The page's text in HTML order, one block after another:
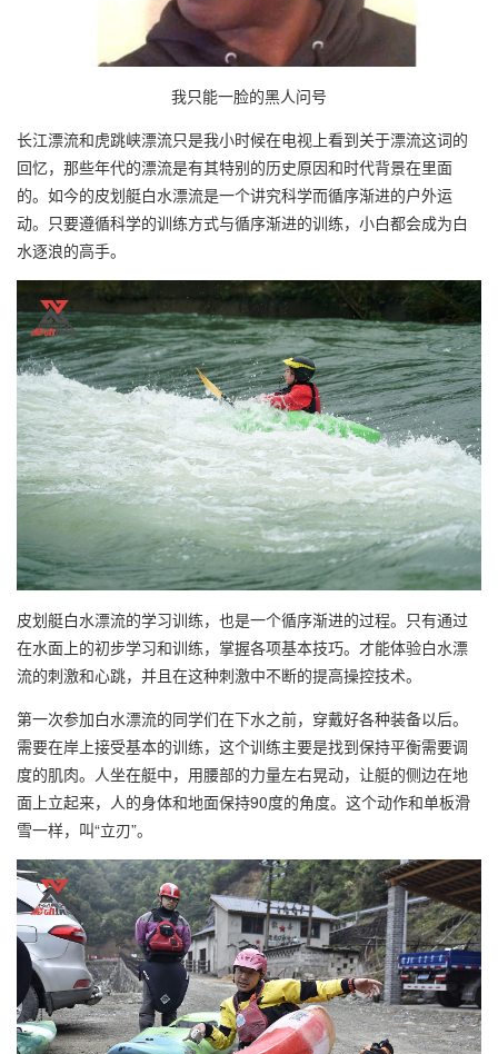
我只能一脸的黑人问号
长江漂流和虎跳峡漂流只是我小时候在电视上看到关于漂流这词的
回忆，那些年代的漂流是有其特别的历史原因和时代背景在里面
的。如今的皮划艇白水漂流是一个讲究科学而循序渐进的户外运
动。只要遵循科学的训练方式与循序渐进的训练，小白都会成为白
水逐浪的高手。
皮划艇白水漂流的学习训练，也是一个循序渐进的过程。只有通过
在水面上的初步学习和训练，掌握各项基本技巧。才能体验白水漂
流的刺激和心跳，并且在这种刺激中不断的提高操控技术。
第一次参加白水漂流的同学们在下水之前，穿戴好各种装备以后。
需要在岸上接受基本的训练，这个训练主要是找到保持平衡需要调
度的肌肉。人坐在艇中，用腰部的力量左右晃动，让艇的侧边在地
面上立起来，人的身体和地面保持90度的角度。这个动作和单板滑
雪一样，叫“立刃”。